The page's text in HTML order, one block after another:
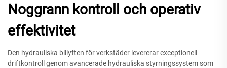
Noggrann kontroll och operativ
effektivitet
Den hydrauliska billyften för verkstäder levererar exceptionell
driftkontroll genom avancerade hydrauliska styrningssystem som